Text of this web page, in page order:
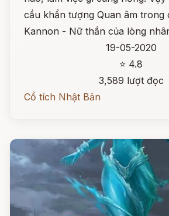
cầu khẩn tượng Quan âm trong
Kannon - Nữ thần của lòng
19-05-2020
⭐ 4.8
3,589 lượt đọc
Cổ tích Nhật Bản